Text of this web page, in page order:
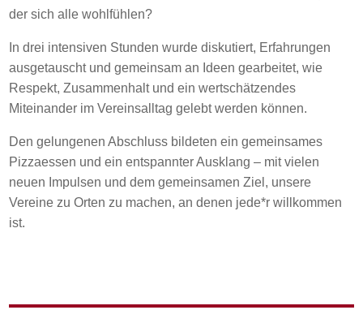
der sich alle wohlfühlen?
In drei intensiven Stunden wurde diskutiert, Erfahrungen
ausgetauscht und gemeinsam an Ideen gearbeitet, wie
Respekt, Zusammenhalt und ein wertschätzendes
Miteinander im Vereinsalltag gelebt werden können.
Den gelungenen Abschluss bildeten ein gemeinsames
Pizzaessen und ein entspannter Ausklang – mit vielen
neuen Impulsen und dem gemeinsamen Ziel, unsere
Vereine zu Orten zu machen, an denen jede*r willkommen
ist.